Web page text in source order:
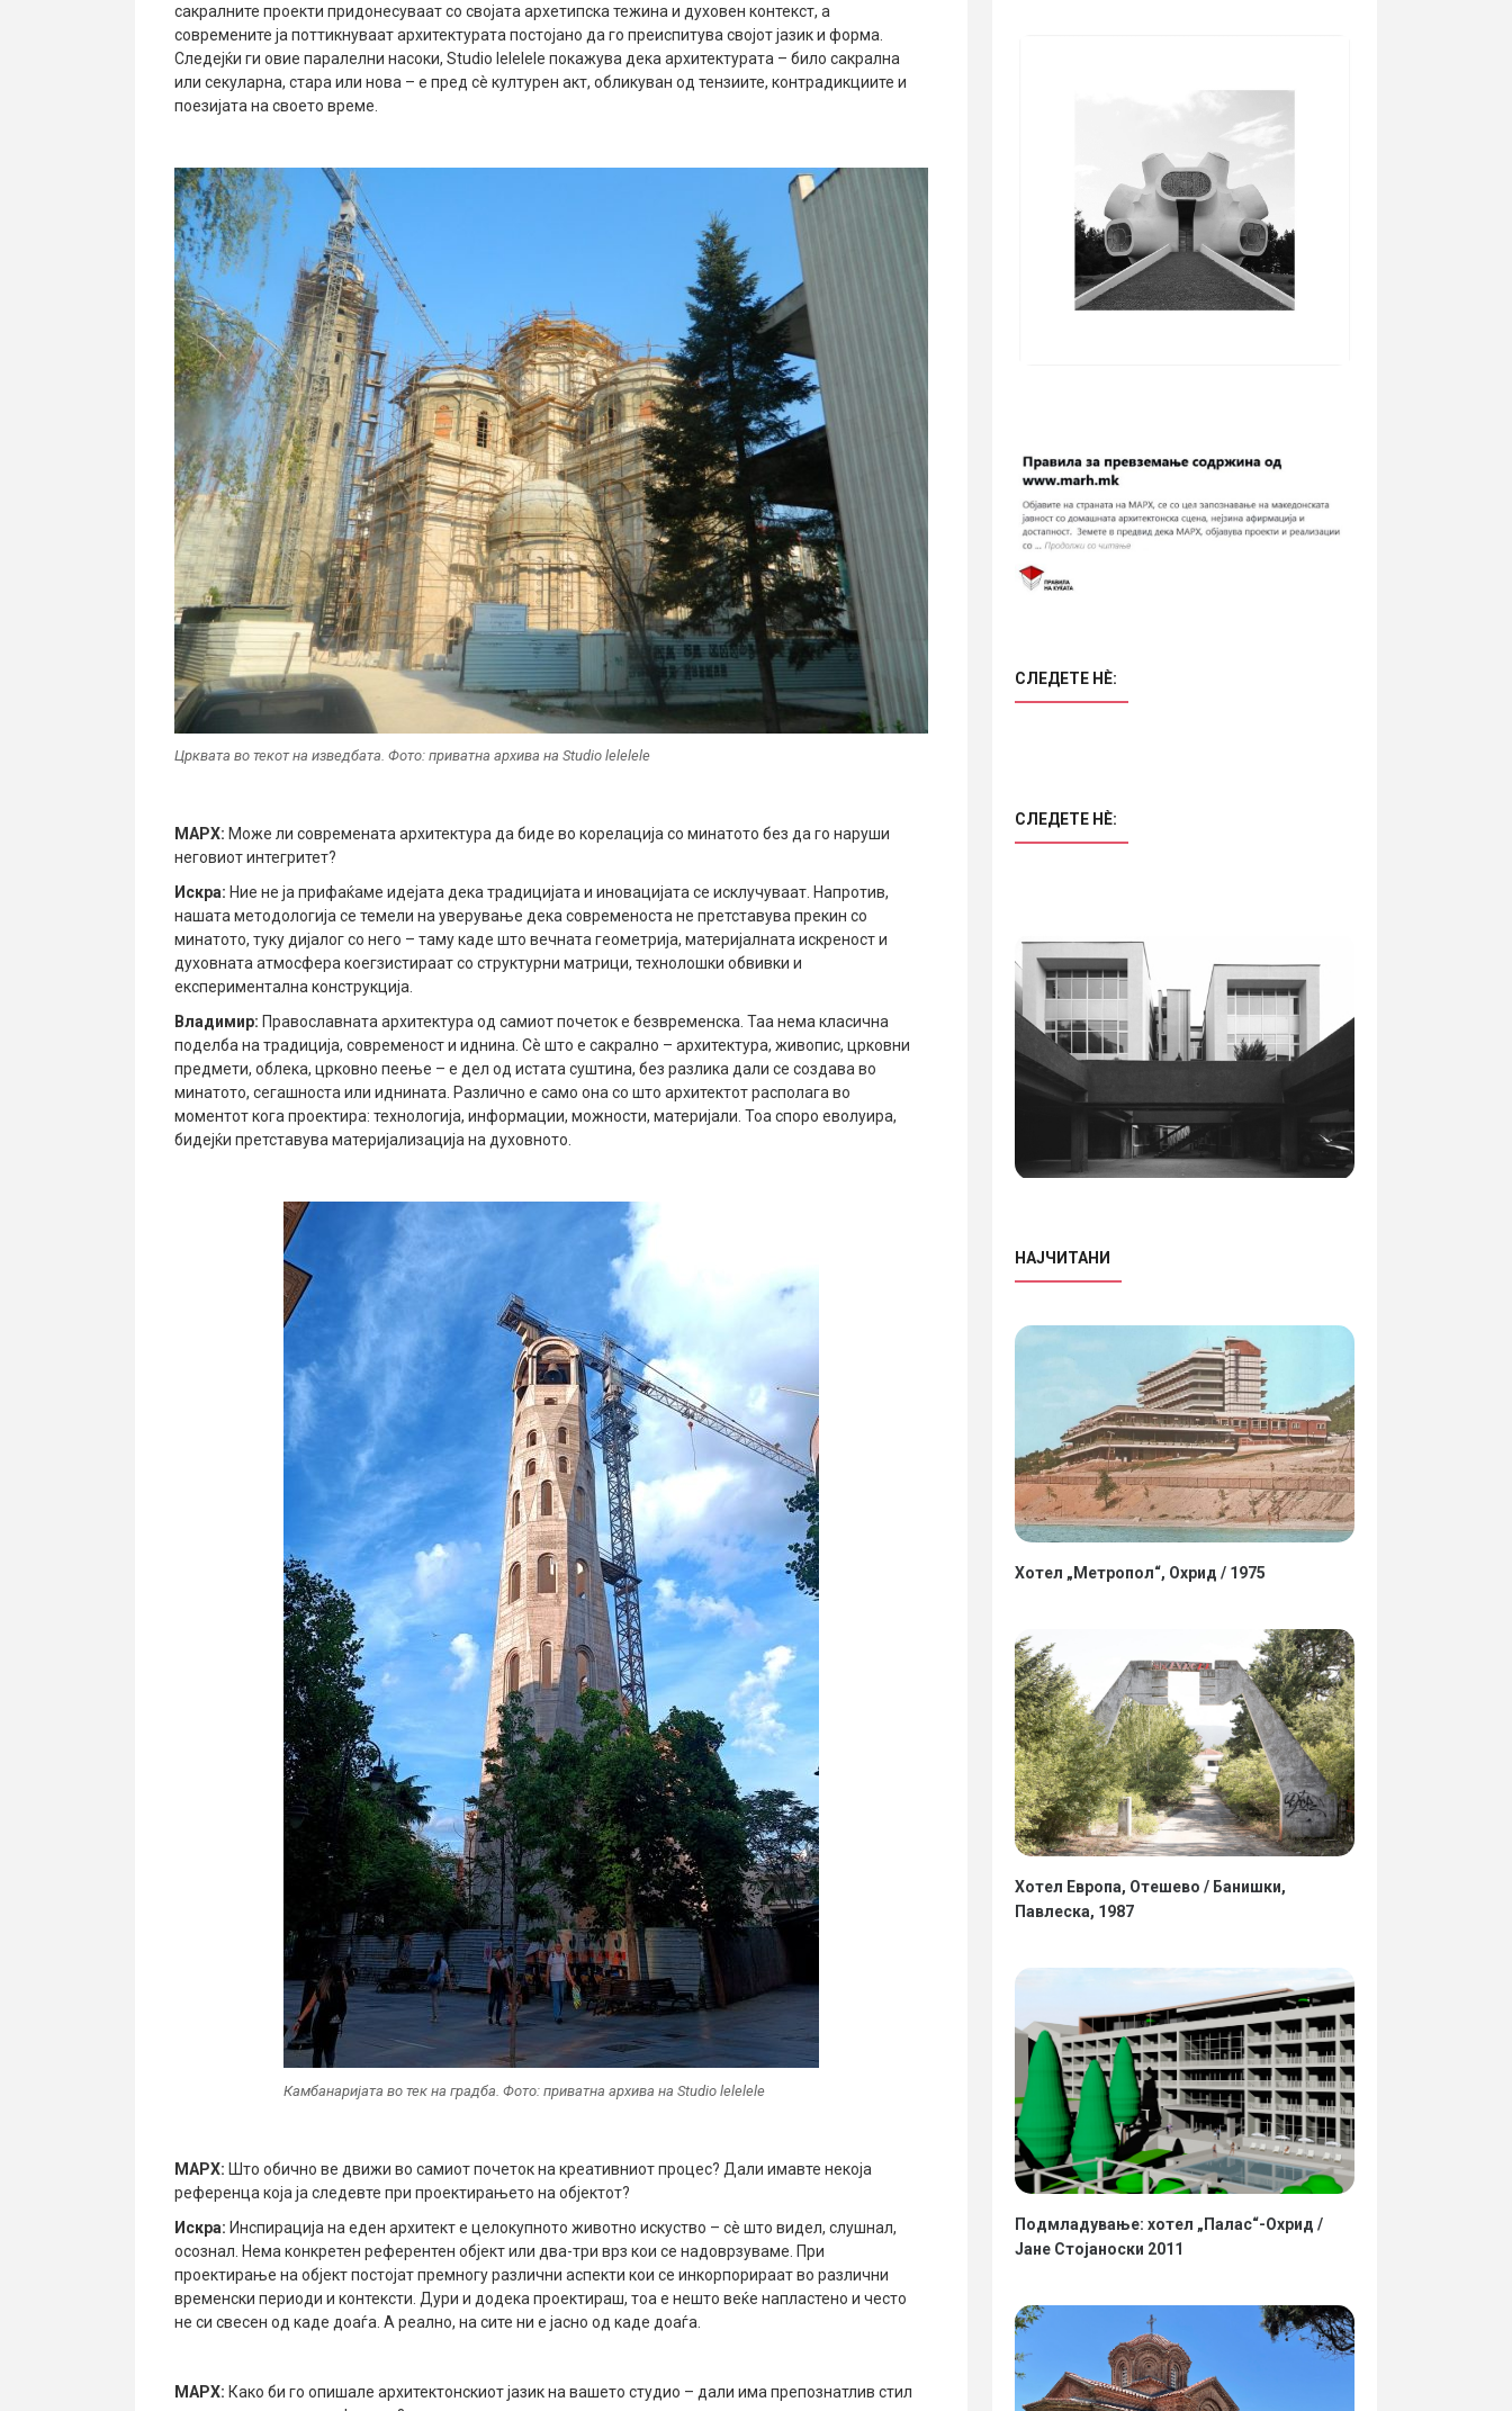
сакралните проекти придонесуваат со својата архетипска тежина и духовен контекст, а
современите ја поттикнуваат архитектурата постојано да го преиспитува својот јазик и форма.
Следејќи ги овие паралелни насоки, Studio lelelele покажува дека архитектурата – било сакрална
или секуларна, стара или нова – е пред сè културен акт, обликуван од тензиите, контрадикциите и
поезијата на своето време.
Црквата во текот на изведбата. Фото: приватна архива на Studio lelelele
МАРХ: Може ли современата архитектура да биде во корелација со минатото без да го наруши
неговиот интегритет?
Искра: Ние не ја прифаќаме идејата дека традицијата и иновацијата се исклучуваат. Напротив,
нашата методологија се темели на уверување дека современоста не претставува прекин со
минатото, туку дијалог со него – таму каде што вечната геометрија, материјалната искреност и
духовната атмосфера коегзистираат со структурни матрици, технолошки обвивки и
експериментална конструкција.
Владимир: Православната архитектура од самиот почеток е безвременска. Таа нема класична
поделба на традиција, современост и иднина. Сè што е сакрално – архитектура, живопис, црковни
предмети, облека, црковно пеење – е дел од истата суштина, без разлика дали се создава во
минатото, сегашноста или иднината. Различно е само она со што архитектот располага во
моментот кога проектира: технологија, информации, можности, материјали. Тоа споро еволуира,
бидејќи претставува материјализација на духовното.
Камбанаријата во тек на градба. Фото: приватна архива на Studio lelelele
МАРХ: Што обично ве движи во самиот почеток на креативниот процес? Дали имавте некоја
референца која ја следевте при проектирањето на објектот?
Искра: Инспирација на еден архитект е целокупното животно искуство – сè што видел, слушнал,
осознал. Нема конкретен референтен објект или два-три врз кои се надоврзуваме. При
проектирање на објект постојат премногу различни аспекти кои се инкорпорираат во различни
временски периоди и контексти. Дури и додека проектираш, тоа е нешто веќе напластено и често
не си свесен од каде доаѓа. А реално, на сите ни е јасно од каде доаѓа.
МАРХ: Како би го опишале архитектонскиот јазик на вашето студио – дали има препознатлив стил
СЛЕДЕТЕ НÈ:
СЛЕДЕТЕ НÈ:
НАЈЧИТАНИ
Хотел „Метропол“, Охрид / 1975
Хотел Европа, Отешево / Банишки,
Павлеска, 1987
Подмладување: хотел „Палас“-Охрид /
Јане Стојаноски 2011